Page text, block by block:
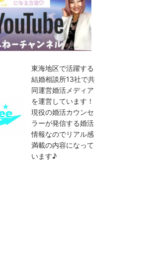
東海地区で活躍する
結婚相談所13社で共
同運営婚活メディア
を運営しています！
現役の婚活カウンセ
ラーが発信する婚活
情報なのでリアル感
満載の内容になって
います♪